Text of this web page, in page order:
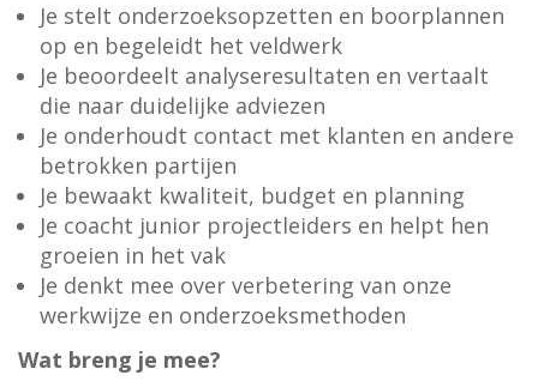
Je stelt onderzoeksopzetten en boorplannen
op en begeleidt het veldwerk
Je beoordeelt analyseresultaten en vertaalt
die naar duidelijke adviezen
Je onderhoudt contact met klanten en andere
betrokken partijen
Je bewaakt kwaliteit, budget en planning
Je coacht junior projectleiders en helpt hen
groeien in het vak
Je denkt mee over verbetering van onze
werkwijze en onderzoeksmethoden
Wat breng je mee?